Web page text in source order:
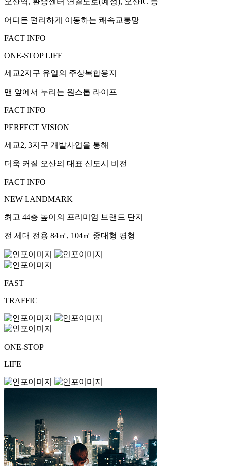
어디든 편리하게 이동하는 쾌속교통망
FACT INFO
ONE-STOP LIFE
세교2지구 유일의 주상복합용지
맨 앞에서 누리는 원스톱 라이프
FACT INFO
PERFECT VISION
세교2, 3지구 개발사업을 통해
더욱 커질 오산의 대표 신도시 비전
FACT INFO
NEW LANDMARK
최고 44층 높이의 프리미엄 브랜드 단지
전 세대 전용 84㎡, 104㎡ 중대형 평형
FAST
TRAFFIC
ONE-STOP
LIFE